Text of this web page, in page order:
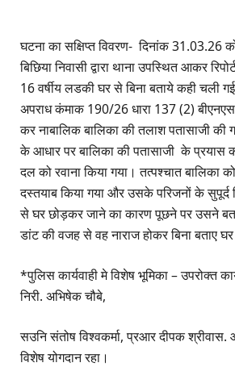
घटना का सक्षिप्त विवरण- दिनांक 31.03.26 को
बिछिया निवासी द्वारा थाना उपस्थित आकर
16 वर्षीय लडकी घर से बिना बताये कही चली गई
अपराध कंमाक 190/26 धारा 137 (2)
कर नाबालिक बालिका की तलाश पतासाजी
के आधार पर बालिका की पतासाजी के प्रयास
दल को रवाना किया गया। तत्पश्चात बालिका
दस्तयाब किया गया और उसके परिजनों के सुपूर्द
से घर छोड़कर जाने का कारण पूछने पर उसने
डांट की वजह से वह नाराज होकर बिना बताए
*पुलिस कार्यवाही मे विशेष भूमिका – उपरोक्त
निरी. अभिषेक चौबे,
सउनि संतोष विश्वकर्मा, प्रआर दीपक
विशेष योगदान रहा।